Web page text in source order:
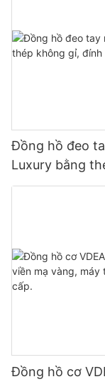
Đồng hồ đeo
Luxury bằng
và kim cương.
Đồng hồ cơ